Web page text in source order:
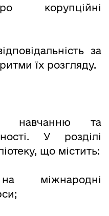
корупційні
за
їх розгляду.
навчанню та
У розділі
що містить:
міжнародні